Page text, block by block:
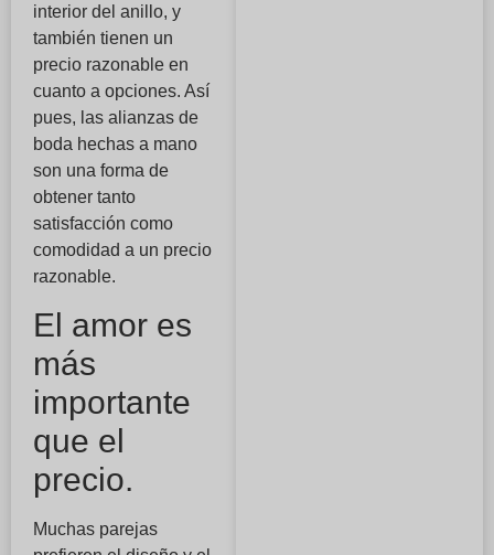
interior del anillo, y
también tienen un
precio razonable en
cuanto a opciones. Así
pues, las alianzas de
boda hechas a mano
son una forma de
obtener tanto
satisfacción como
comodidad a un precio
razonable.
El amor es
más
importante
que el
precio.
Muchas parejas